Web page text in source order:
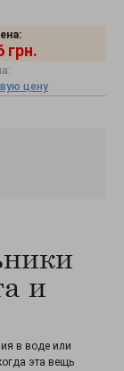
грн.
цену
и
в воде или
эта вещь